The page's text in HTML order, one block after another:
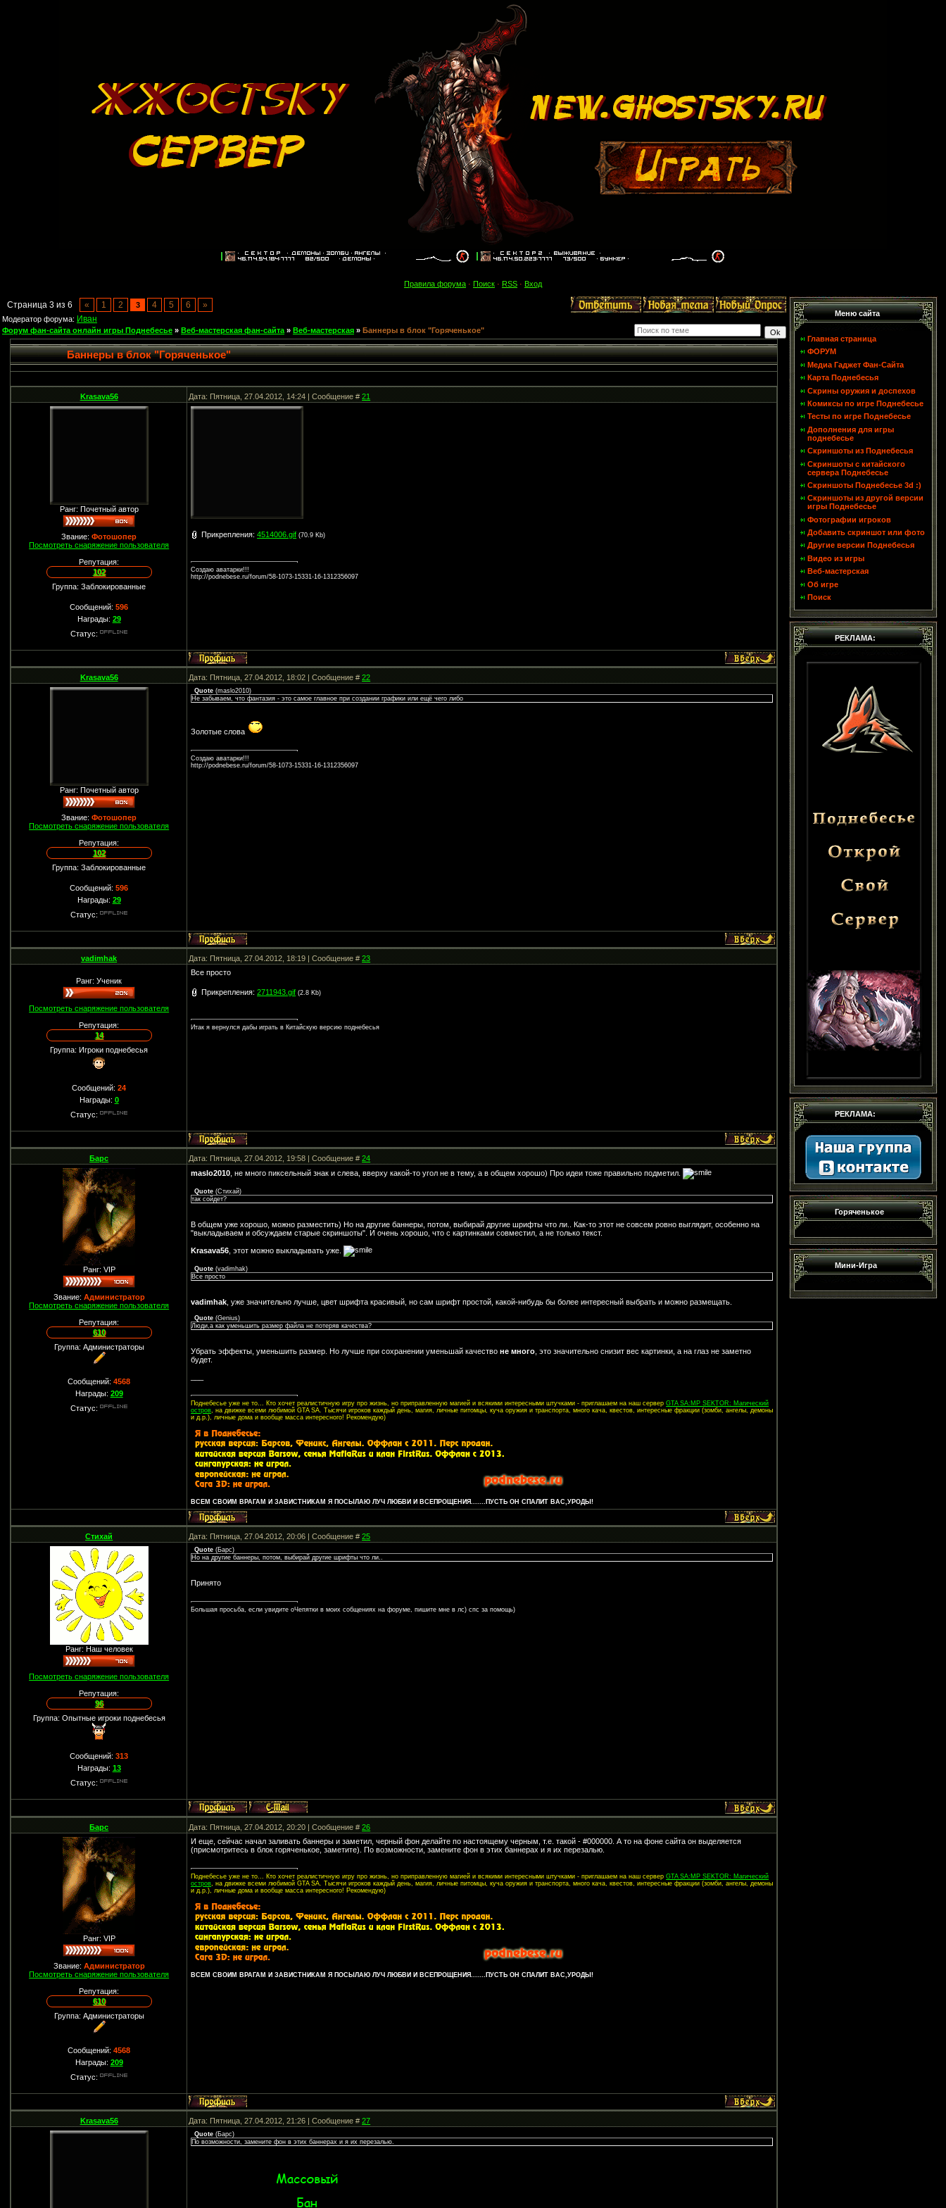
Правила форума · Поиск · RSS · Вход
Страница 3 из 6 « 1 2 3 4 5 6 »
Модератор форума: Иван
Форум фан-сайта онлайн игры Поднебесье » Веб-мастерская фан-сайта » Веб-мастерская » Баннеры в блок "Горяченькое"
Баннеры в блок "Горяченькое"
Krasava56 Дата: Пятница, 27.04.2012, 14:24 | Сообщение #21
Ранг: Почетный автор
Звание:Фотошопер
Посмотреть снаряжение пользователя
Репутация:
102
Группа: Заблокированные
Сообщений:596
Награды: 29
Статус:
Прикрепления:4514006.gif (70.9 Kb)
Создаю аватарки!!!
http://podnebese.ru/forum/58-1073-15331-16-1312356097
Krasava56 Дата: Пятница, 27.04.2012, 18:02 | Сообщение #22
Ранг: Почетный автор
Звание:Фотошопер
Посмотреть снаряжение пользователя
Репутация:
102
Группа: Заблокированные
Сообщений:596
Награды: 29
Статус:
Quote (maslo2010)
Не забываем, что фантазия - это самое главное при создании графики или ещё чего либо
Золотые слова
Создаю аватарки!!!
http://podnebese.ru/forum/58-1073-15331-16-1312356097
vadimhak Дата: Пятница, 27.04.2012, 18:19 | Сообщение #23
Ранг: Ученик
Посмотреть снаряжение пользователя
Репутация:
14
Группа: Игроки поднебесья
Сообщений:24
Награды: 0
Статус:
Все просто
Прикрепления:2711943.gif (2.8 Kb)
Итак я вернулся дабы играть в Китайскую версию поднебесья
Барс Дата: Пятница, 27.04.2012, 19:58 | Сообщение #24
Ранг: VIP
Звание: Администратор
Посмотреть снаряжение пользователя
Репутация:
610
Группа: Администраторы
Сообщений:4568
Награды: 209
Статус:
maslo2010 , не много пиксельный знак и слева, вверху какой-то угол не в тему, а в общем хорошо) Про идеи тоже правильно подметил.
Quote (Стихай)
так сойдет?
В общем уже хорошо, можно разместить) Но на другие баннеры, потом, выбирай другие шрифты что ли.. Как-то этот не совсем ровно выглядит, особенно на
"выкладываем и обсуждаем старые скриншоты". И очень хорошо, что с картинками совместил, а не только текст.
Krasava56 , этот можно выкладывать уже.
Quote (vadimhak)
Все просто
vadimhak , уже значительно лучше, цвет шрифта красивый, но сам шрифт простой, какой-нибудь бы более интересный выбрать и можно размещать.
Quote (Genius)
Люди,а как уменьшить размер файла не потеряв качества?
Убрать эффекты, уменьшить размер. Но лучше при сохранении уменьшай качествоне много , это значительно снизит вес картинки, а на глаз не заметно
будет.
Поднебесье уже не то... Кто хочет реалистичную игру про жизнь, но приправленную магией и всякими интересными штучками - приглашаем на наш серверGTA SA:MP SEKTOR: Магический
остров, на движке всеми любимой GTA SA. Тысячи игроков каждый день, магия, личные питомцы, куча оружия и транспорта, много кача, квестов, интересные фракции (зомби, ангелы, демоны
и д.р.), личные дома и вообще масса интересного! Рекомендую)
ВСЕМ СВОИМ ВРАГАМ И ЗАВИСТНИКАМ Я ПОСЫЛАЮ ЛУЧ ЛЮБВИ И ВСЕПРОЩЕНИЯ.......ПУСТЬ ОН СПАЛИТ ВАС,УРОДЫ!
Стихай Дата: Пятница, 27.04.2012, 20:06 | Сообщение #25
Ранг: Наш человек
Посмотреть снаряжение пользователя
Репутация:
96
Группа: Опытные игроки поднебесья
Сообщений:313
Награды: 13
Статус:
Quote (Барс)
Но на другие баннеры, потом, выбирай другие шрифты что ли..
Принято
Большая просьба, если увидите оЧепятки в моих собщениях на форуме, пишите мне в лс) спс за помощь)
Барс Дата: Пятница, 27.04.2012, 20:20 | Сообщение #26
Ранг: VIP
Звание: Администратор
Посмотреть снаряжение пользователя
Репутация:
610
Группа: Администраторы
Сообщений:4568
Награды: 209
Статус:
И еще, сейчас начал заливать баннеры и заметил, черный фон делайте по настоящему черным, т.е. такой - #000000. А то на фоне сайта он выделяется
(присмотритесь в блок горяченькое, заметите). По возможности, замените фон в этих баннерах и я их перезалью.
Поднебесье уже не то... Кто хочет реалистичную игру про жизнь, но приправленную магией и всякими интересными штучками - приглашаем на наш серверGTA SA:MP SEKTOR: Магический
остров, на движке всеми любимой GTA SA. Тысячи игроков каждый день, магия, личные питомцы, куча оружия и транспорта, много кача, квестов, интересные фракции (зомби, ангелы, демоны
и д.р.), личные дома и вообще масса интересного! Рекомендую)
ВСЕМ СВОИМ ВРАГАМ И ЗАВИСТНИКАМ Я ПОСЫЛАЮ ЛУЧ ЛЮБВИ И ВСЕПРОЩЕНИЯ.......ПУСТЬ ОН СПАЛИТ ВАС,УРОДЫ!
Krasava56 Дата: Пятница, 27.04.2012, 21:26 | Сообщение #27
Quote (Барс)
По возможности, замените фон в этих баннерах и я их перезалью.
Меню сайта
Главная страница
ФОРУМ
Медиа Гаджет Фан-Сайта
Карта Поднебесья
Скрины оружия и доспехов
Комиксы по игре Поднебесье
Тесты по игре Поднебесье
Дополнения для игры
поднебесье
Скриншоты из Поднебесья
Скриншоты с китайского
сервера Поднебесье
Скриншоты Поднебесье 3d :)
Скриншоты из другой версии
игры Поднебесье
Фотографии игроков
Добавить скриншот или фото
Другие версии Поднебесья
Видео из игры
Веб-мастерская
Об игре
Поиск
РЕКЛАМА:
РЕКЛАМА:
Горяченькое
Мини-Игра